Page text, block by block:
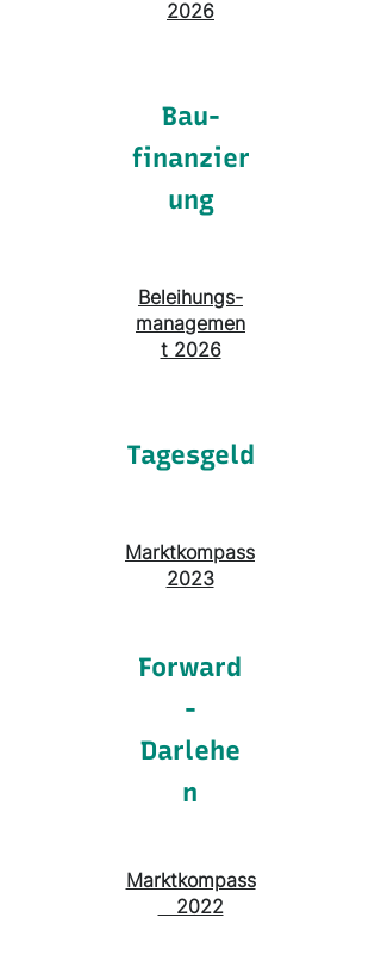
2026
Bau-
finanzier
ung
Beleihungs-
managemen
t 2026
Tagesgeld
Marktkompass
2023
Forward
-
Darlehe
n
Marktkompass
2022